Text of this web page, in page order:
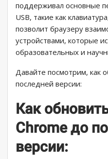
поддерживал основные
USB, такие как
позволит браузеру
устройствами, которые
образовательных и
Давайте посмотрим, как
последней версии:
Как
Chrome до
версии: